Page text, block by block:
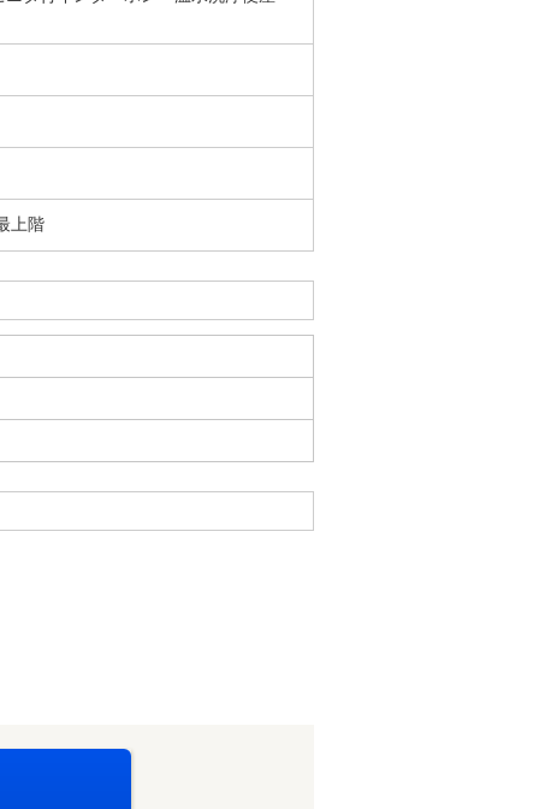
上階